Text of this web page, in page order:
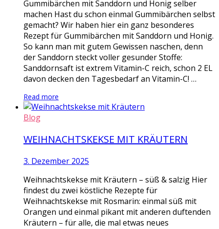
Gummibärchen mit Sanddorn und Honig selber
machen Hast du schon einmal Gummibärchen selbst
gemacht? Wir haben hier ein ganz besonderes
Rezept für Gummibärchen mit Sanddorn und Honig.
So kann man mit gutem Gewissen naschen, denn
der Sanddorn steckt voller gesunder Stoffe:
Sanddornsaft ist extrem Vitamin-C reich, schon 2 EL
davon decken den Tagesbedarf an Vitamin-C! …
Read more
Blog
WEIHNACHTSKEKSE MIT KRÄUTERN
3. Dezember 2025
Weihnachtskekse mit Kräutern – süß & salzig Hier
findest du zwei köstliche Rezepte für
Weihnachtskekse mit Rosmarin: einmal süß mit
Orangen und einmal pikant mit anderen duftenden
Kräutern – für alle, die mal etwas neues